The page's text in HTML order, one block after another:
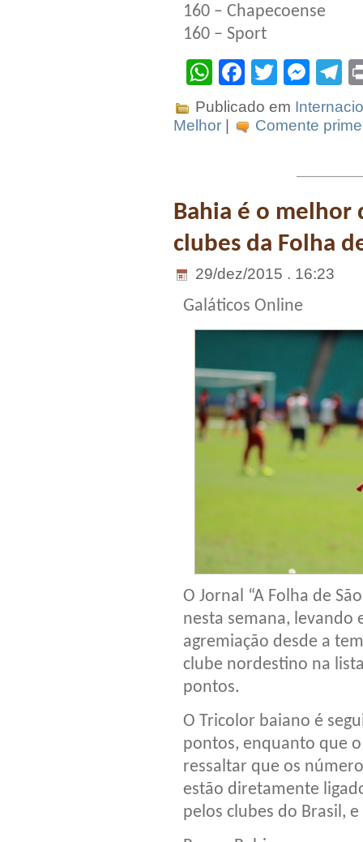
160 – Chapecoense
160 – Sport
WhatsApp
Facebook
Twitter
Publicado em
Melhor
Comente
Bahia é o melhor
clubes da Folha
29/dez/2015 . 16:23
Galáticos Online
O Jornal “A Folha de
nesta semana, levando
agremiação desde a
clube nordestino na
pontos.
O Tricolor baiano é
pontos, enquanto que
ressaltar que os
estão diretamente
pelos clubes do Brasil,